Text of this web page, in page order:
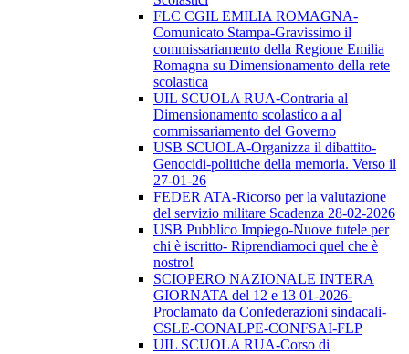
FLC CGIL EMILIA ROMAGNA-
Comunicato Stampa-Gravissimo il
commissariamento della Regione Emilia
Romagna su Dimensionamento della rete
scolastica
UIL SCUOLA RUA-Contraria al
Dimensionamento scolastico a al
commissariamento del Governo
USB SCUOLA-Organizza il dibattito-
Genocidi-politiche della memoria. Verso il
27-01-26
FEDER ATA-Ricorso per la valutazione
del servizio militare Scadenza 28-02-2026
USB Pubblico Impiego-Nuove tutele per
chi è iscritto- Riprendiamoci quel che è
nostro!
SCIOPERO NAZIONALE INTERA
GIORNATA del 12 e 13 01-2026-
Proclamato da Confederazioni sindacali-
CSLE-CONALPE-CONFSAI-FLP
UIL SCUOLA RUA-Corso di